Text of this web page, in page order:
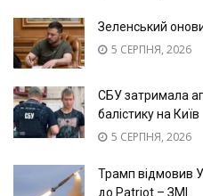
Зеленський
5 СЕРПНЯ, 2026
СБУ затримала
балістику на Київ
5 СЕРПНЯ, 2026
Трамп відмовив
до Patriot – ЗМІ